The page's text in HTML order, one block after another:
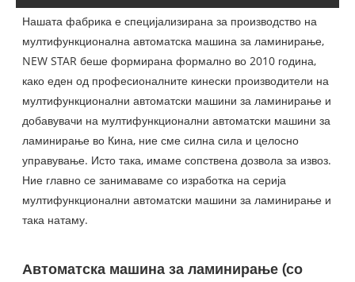
Нашата фабрика е специјализирана за производство на
мултифункционална автоматска машина за ламинирање,
NEW STAR беше формирана формално во 2010 година,
како еден од професионалните кинески производители на
мултифункционални автоматски машини за ламинирање и
добавувачи на мултифункционални автоматски машини за
ламинирање во Кина, ние сме силна сила и целосно
управување. Исто така, имаме сопствена дозвола за извоз.
Ние главно се занимаваме со изработка на серија
мултифункционални автоматски машини за ламинирање и
така натаму.
Автоматска машина за ламинирање (со